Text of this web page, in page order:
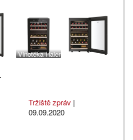
Vinotéka Haier
.
Tržiště zpráv |
09.09.2020